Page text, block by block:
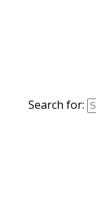
Search for: